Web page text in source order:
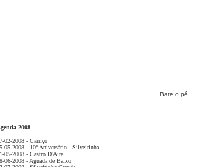
Bate o pé
2008
02-2008 - Carriço
05-2008 - 10º Aniversário - Silveirinha
05-2008 - Castro D'Aire
06-2008 - Aguada de Baixo